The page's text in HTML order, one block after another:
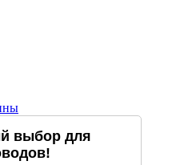
выбор для